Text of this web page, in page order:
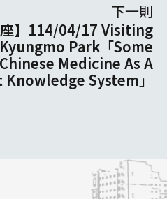
下一則
座】114/04/17 Visiting
Park「Some
Medicine As A
System」